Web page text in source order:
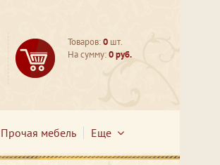
Товаров:0 шт.
На сумму:0 руб.
Прочая мебель Еще